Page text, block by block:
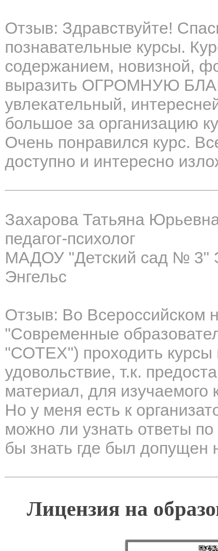
Отзыв: Здравствуйте!
познавательные курсы.
содержанием, новизной,
выразить ОГРОМНУЮ
увлекательный,
большое за организацию
Очень понравился курс.
доступно и интересно
Захарова Татьяна
педагог-психолог
МАДОУ "Детский сад № 3"
Энгельс
Отзыв: Во Всероссийском
"Современные
"СОТЕХ") проходить
удовольствие, т.к.
материал, для изучаемого
Но у меня есть к
можно ли узнать ответы
бы знать где был допущен
Лицензия на